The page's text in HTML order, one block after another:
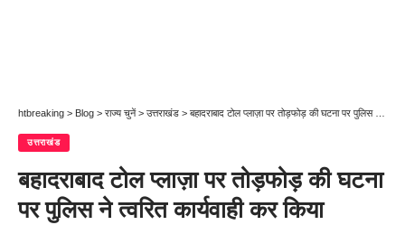
htbreaking > Blog > राज्य चुनें > उत्तराखंड > बहादराबाद टोल प्लाज़ा पर तोड़फोड़ की घटना पर पुलिस ने त्वरित कार्यवाही कर किया अभियोग पंजीकृत
उत्तराखंड
बहादराबाद टोल प्लाज़ा पर तोड़फोड़ की घटना
पर पुलिस ने त्वरित कार्यवाही कर किया